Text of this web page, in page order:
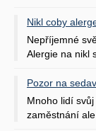
Nikl coby
Nepříjemné
Alergie na nikl
Pozor na
Mnoho lidí
zaměstnání